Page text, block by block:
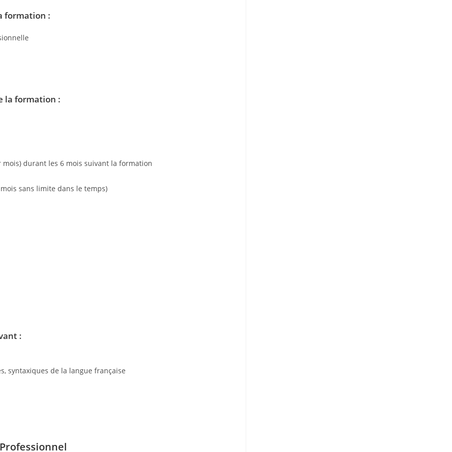
formation :
la formation :
durant les 6 mois suivant la formation
sans limite dans le temps)
:
syntaxiques de la langue française